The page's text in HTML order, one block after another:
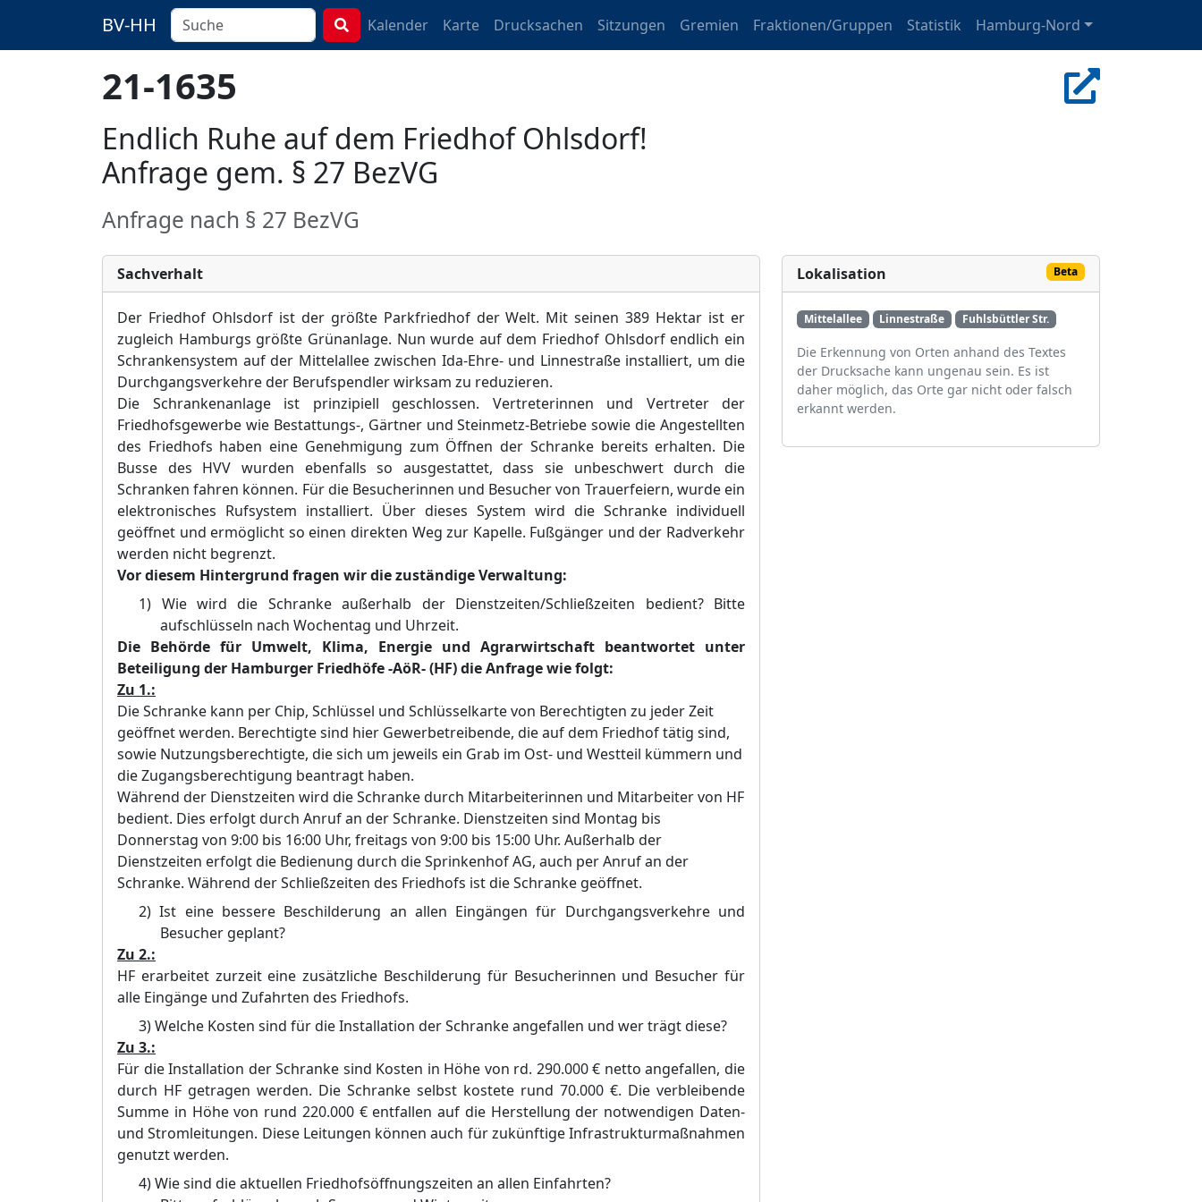
BV-HH Kalender Karte Drucksachen Sitzungen Gremien Fraktionen/Gruppen Statistik Hamburg-Nord
21-1635
Endlich Ruhe auf dem Friedhof Ohlsdorf!
Anfrage gem. § 27 BezVG
Anfrage nach § 27 BezVG
Sachverhalt
Der Friedhof Ohlsdorf ist der größte Parkfriedhof der Welt. Mit seinen 389 Hektar ist er
zugleich Hamburgs größte Grünanlage. Nun wurde auf dem Friedhof Ohlsdorf endlich ein
Schrankensystem auf der Mittelallee zwischen Ida-Ehre- und Linnestraße installiert, um die
Durchgangsverkehre der Berufspendler wirksam zu reduzieren.
Die Schrankenanlage ist prinzipiell geschlossen. Vertreterinnen und Vertreter der
Friedhofsgewerbe wie Bestattungs-, Gärtner und Steinmetz-Betriebe sowie die Angestellten
des Friedhofs haben eine Genehmigung zum Öffnen der Schranke bereits erhalten. Die
Busse des HVV wurden ebenfalls so ausgestattet, dass sie unbeschwert durch die
Schranken fahren können. Für die Besucherinnen und Besucher von Trauerfeiern, wurde ein
elektronisches Rufsystem installiert. Über dieses System wird die Schranke individuell
geöffnet und ermöglicht so einen direkten Weg zur Kapelle. Fußgänger und der Radverkehr
werden nicht begrenzt.
Vor diesem Hintergrund fragen wir die zuständige Verwaltung:
1) Wie wird die Schranke außerhalb der Dienstzeiten/Schließzeiten bedient? Bitte
aufschlüsseln nach Wochentag und Uhrzeit.
Die Behörde für Umwelt, Klima, Energie und Agrarwirtschaft beantwortet unter
Beteiligung der Hamburger Friedhöfe -AöR- (HF) die Anfrage wie folgt:
Zu 1.:
Die Schranke kann per Chip, Schlüssel und Schlüsselkarte von Berechtigten zu jeder Zeit
geöffnet werden. Berechtigte sind hier Gewerbetreibende, die auf dem Friedhof tätig sind,
sowie Nutzungsberechtigte, die sich um jeweils ein Grab im Ost- und Westteil kümmern und
die Zugangsberechtigung beantragt haben.
Während der Dienstzeiten wird die Schranke durch Mitarbeiterinnen und Mitarbeiter von HF
bedient. Dies erfolgt durch Anruf an der Schranke. Dienstzeiten sind Montag bis
Donnerstag von 9:00 bis 16:00 Uhr, freitags von 9:00 bis 15:00 Uhr. Außerhalb der
Dienstzeiten erfolgt die Bedienung durch die Sprinkenhof AG, auch per Anruf an der
Schranke. Während der Schließzeiten des Friedhofs ist die Schranke geöffnet.
2) Ist eine bessere Beschilderung an allen Eingängen für Durchgangsverkehre und
Besucher geplant?
Zu 2.:
HF erarbeitet zurzeit eine zusätzliche Beschilderung für Besucherinnen und Besucher für
alle Eingänge und Zufahrten des Friedhofs.
3)Welche Kosten sind für die Installation der Schranke angefallen und wer trägt diese?
Zu 3.:
Für die Installation der Schranke sind Kosten in Höhe von rd. 290.000 € netto angefallen, die
durch HF getragen werden. Die Schranke selbst kostete rund 70.000 €. Die verbleibende
Summe in Höhe von rund 220.000 € entfallen auf die Herstellung der notwendigen Daten-
und Stromleitungen. Diese Leitungen können auch für zukünftige Infrastrukturmaßnahmen
genutzt werden.
4)Wie sind die aktuellen Friedhofsöffnungszeiten an allen Einfahrten?
Lokalisation Beta
Mittelallee Linnestraße Fuhlsbüttler Str.
Die Erkennung von Orten anhand des Textes
der Drucksache kann ungenau sein. Es ist
daher möglich, das Orte gar nicht oder falsch
erkannt werden.